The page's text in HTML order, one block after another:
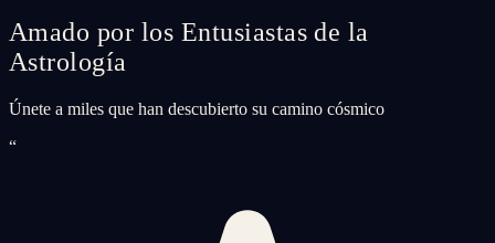
Amado por los Entusiastas de la
Astrología
Únete a miles que han descubierto su camino cósmico
“